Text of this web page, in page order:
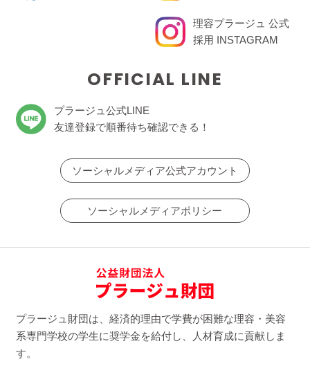
理容プラージュ 公式
採用 INSTAGRAM
OFFICIAL LINE
プラージュ公式LINE
友達登録で順番待ち確認できる！
ソーシャルメディア公式アカウント
ソーシャルメディアポリシー
プラージュ財団は、経済的理由で学費が困難な理容・美容
系専門学校の学生に奨学金を給付し、人材育成に貢献しま
す。